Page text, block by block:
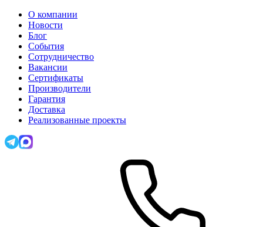
О компании
Новости
Блог
События
Сотрудничество
Вакансии
Сертификаты
Производители
Гарантия
Доставка
Реализованные проекты